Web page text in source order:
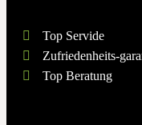
Top Servide
Zufriedenheits-
Top Beratung